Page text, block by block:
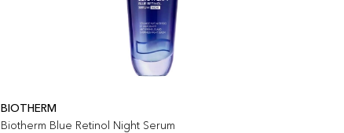
BIOTHERM
Biotherm Blue Retinol Night Serum